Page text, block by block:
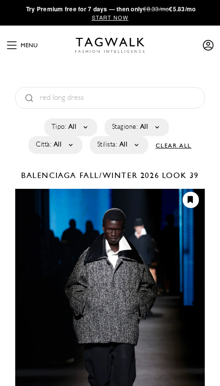
·Try Premium free for 7 days — then only€8.33/mo€5.83/mo
START NOW
MENU
Tipo: All Stagione: All
Città: All Stilista: All CLEAR ALL
BALENCIAGA FALL/WINTER 2026 LOOK 39